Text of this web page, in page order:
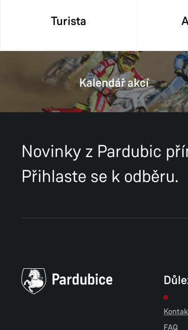
Turista
Kalendář akcí
Novinky z Pardubic
Přihlaste se k odběru.
FAQ